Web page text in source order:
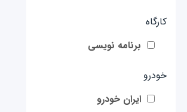
کارگاه
برنامه نویسی
خودرو
ایران خودرو